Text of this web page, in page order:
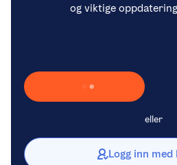
og viktige
Laster inn Vipps …
eller
Logg inn med